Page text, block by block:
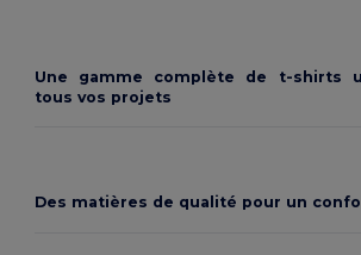
Une gamme complète de t-shirts
tous vos projets
Des matières de qualité pour un